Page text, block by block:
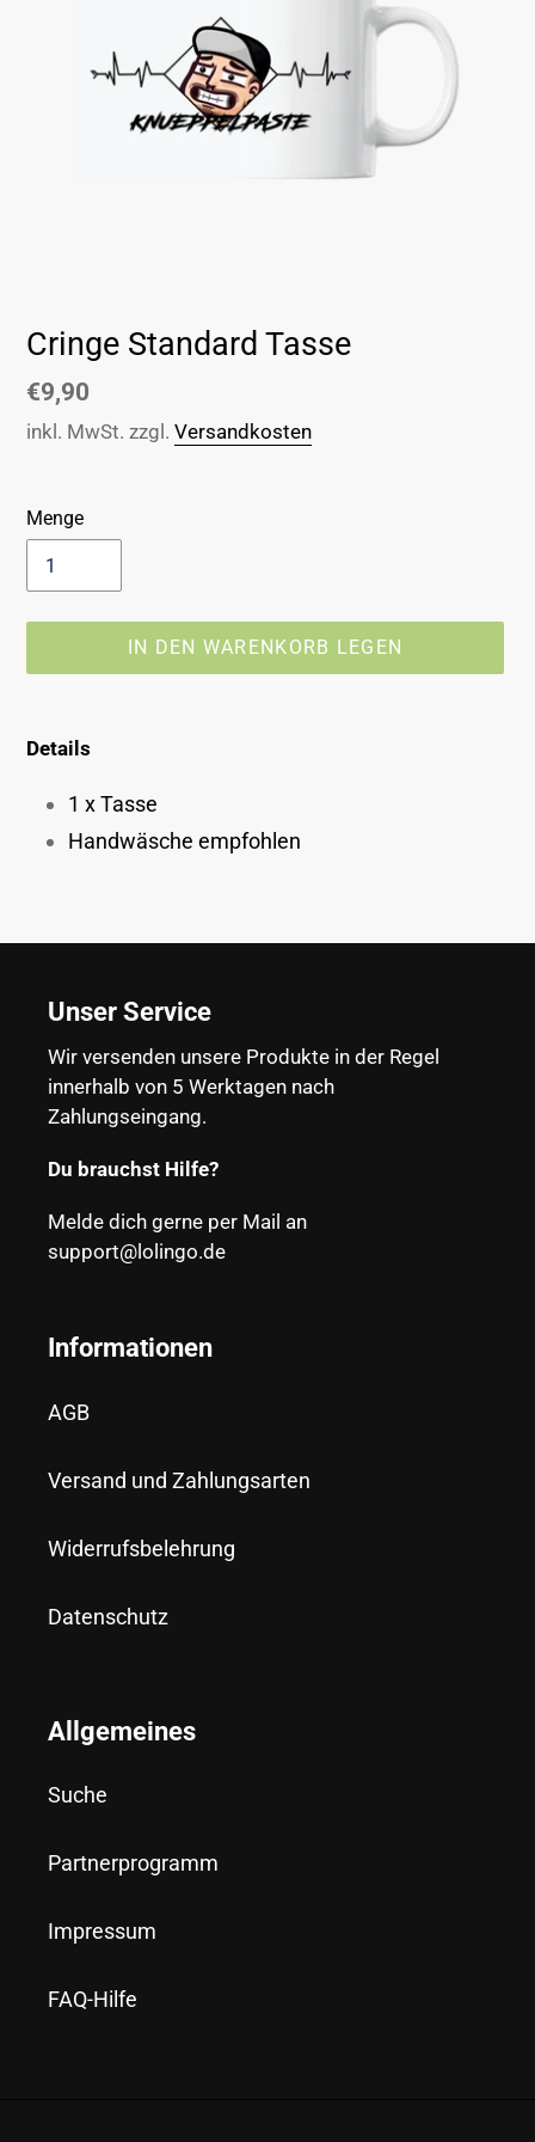
Cringe Standard Tasse
Normaler
Preis
€9,90
inkl. MwSt. zzgl. Versandkosten
Menge
IN DEN WARENKORB LEGEN
wird
Warenkorb
hinzugefügt
Details
1 x Tasse
Handwäsche empfohlen
Unser Service
Wir versenden unsere Produkte in der Regel
innerhalb von 5 Werktagen nach
Zahlungseingang.
Du brauchst Hilfe?
Melde dich gerne per Mail an
support@lolingo.de
Informationen
AGB
Versand und Zahlungsarten
Widerrufsbelehrung
Datenschutz
Allgemeines
Suche
Partnerprogramm
Impressum
FAQ-Hilfe